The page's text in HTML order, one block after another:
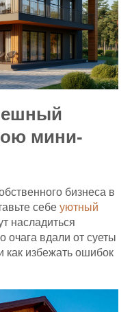
мини-
бизнеса в
себе уютный
насладиться
вдали от суеты
как избежать ошибок